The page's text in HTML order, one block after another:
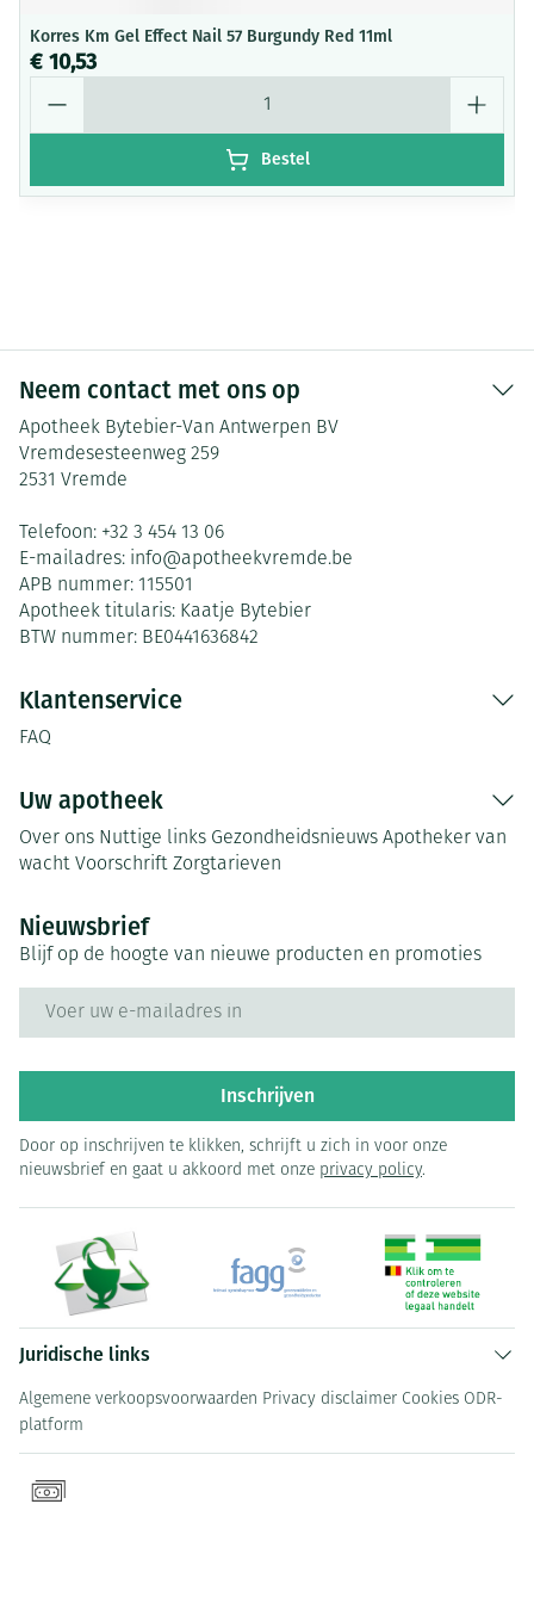
Korres Km Gel Effect Nail 57 Burgundy Red 11ml
€ 10,53
Bestel
Neem contact met ons op
Apotheek Bytebier-Van Antwerpen BV
Vremdesesteenweg 259
2531 Vremde
Telefoon: +32 3 454 13 06
E-mailadres: info@apotheekvremde.be
APB nummer: 115501
Apotheek titularis: Kaatje Bytebier
BTW nummer: BE0441636842
Klantenservice
FAQ
Uw apotheek
Over ons Nuttige links Gezondheidsnieuws Apotheker van
wacht Voorschrift Zorgtarieven
Nieuwsbrief
Blijf op de hoogte van nieuwe producten en promoties
Inschrijven
Door op inschrijven te klikken, schrijft u zich in voor onze
nieuwsbrief en gaat u akkoord met onze privacy policy.
Juridische links
Algemene verkoopsvoorwaarden Privacy disclaimer Cookies ODR-
platform